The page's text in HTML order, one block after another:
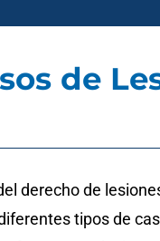
de
derecho de
tipos de